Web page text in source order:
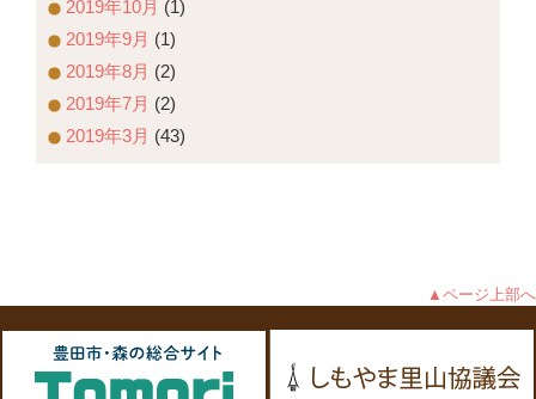
2019年10月 (1)
2019年9月 (1)
2019年8月 (2)
2019年7月 (2)
2019年3月 (43)
▲ページ上部へ